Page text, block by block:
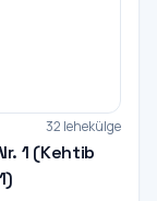
32 lehekülge
1 (Kehtib